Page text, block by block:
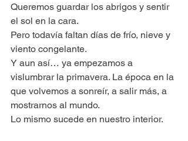
Queremos guardar los abrigos y sentir
el sol en la cara.
Pero todavía faltan días de frío, nieve y
viento congelante.
Y aun así… ya empezamos a
vislumbrar la primavera. La época en la
que volvemos a sonreír, a salir más, a
mostrarnos al mundo.
Lo mismo sucede en nuestro interior.